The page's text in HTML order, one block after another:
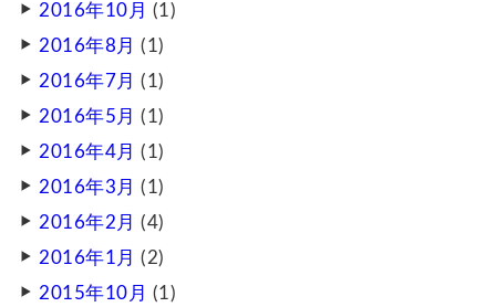
2016年10月 (1)
2016年8月 (1)
2016年7月 (1)
2016年5月 (1)
2016年4月 (1)
2016年3月 (1)
2016年2月 (4)
2016年1月 (2)
2015年10月 (1)